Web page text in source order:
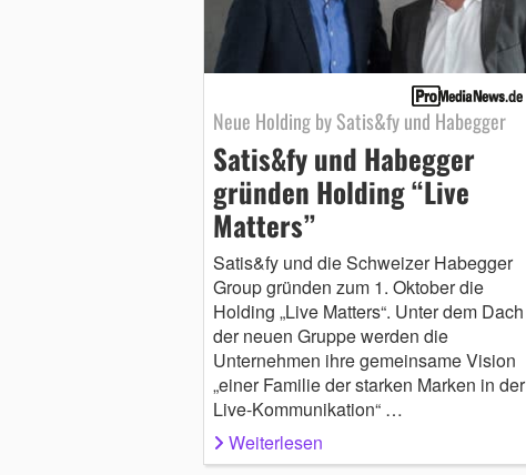
Neue Holding by Satis&fy und Habegger
Satis&fy und Habegger
gründen Holding “Live
Matters”
Satis&fy und die Schweizer Habegger
Group gründen zum 1. Oktober die
Holding „Live Matters“. Unter dem Dach
der neuen Gruppe werden die
Unternehmen ihre gemeinsame Vision
„einer Familie der starken Marken in der
Live-Kommunikation“ …
Weiterlesen